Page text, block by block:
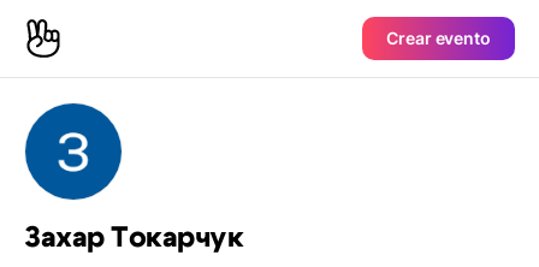
Crear evento
Захар Токарчук